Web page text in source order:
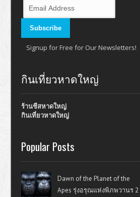
Signup for Free for Our Newsletters!
กินเที่ยวหาดใหญ่
ร้านชีสหาดใหญ่
กินเที่ยวหาดใหญ่
Popular Posts
Dawn of the Planet of the
Apes รุ่งอรุณแห่งพิภพวานร 2